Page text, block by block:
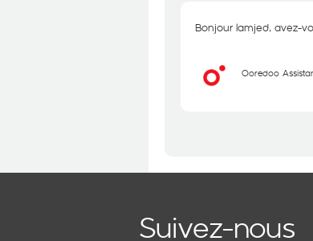
Bonjour lamjed, avez-
Ooredoo
Suivez-nous